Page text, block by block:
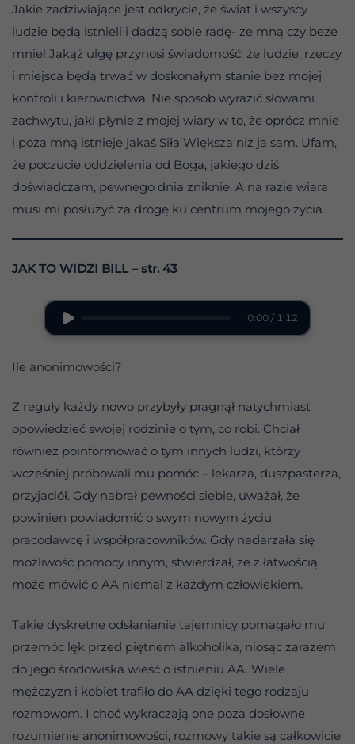
Jakie zadziwiające jest odkrycie, że świat i wszyscy
ludzie będą istnieli i dadzą sobie radę- ze mną czy beze
mnie! Jakąż ulgę przynosi świadomość, że ludzie, rzeczy
i miejsca będą trwać w doskonałym stanie bez mojej
kontroli i kierownictwa. Nie sposób wyrazić słowami
zachwytu, jaki płynie z mojej wiary w to, że oprócz mnie
i poza mną istnieje jakaś Siła Większa niż ja sam. Ufam,
że poczucie oddzielenia od Boga, jakiego dziś
doświadczam, pewnego dnia zniknie. A na razie wiara
musi mi posłużyć za drogę ku centrum mojego życia.
JAK TO WIDZI BILL – str. 43
0:00 / 1:12
Ile anonimowości?
Z reguły każdy nowo przybyły pragnął natychmiast
opowiedzieć swojej rodzinie o tym, co robi. Chciał
również poinformować o tym innych ludzi, którzy
wcześniej próbowali mu pomóc – lekarza, duszpasterza,
przyjaciół. Gdy nabrał pewności siebie, uważał, że
powinien powiadomić o swym nowym życiu
pracodawcę i współpracowników. Gdy nadarzała się
możliwość pomocy innym, stwierdzał, że z łatwością
może mówić o AA niemal z każdym człowiekiem.
Takie dyskretne odsłanianie tajemnicy pomagało mu
przemóc lęk przed piętnem alkoholika, niosąc zarazem
do jego środowiska wieść o istnieniu AA. Wiele
mężczyzn i kobiet trafiło do AA dzięki tego rodzaju
rozmowom. I choć wykraczają one poza dosłowne
rozumienie anonimowości, rozmowy takie są całkowicie